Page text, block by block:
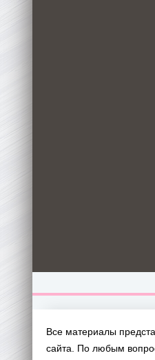
Все материалы
сайта. По любым